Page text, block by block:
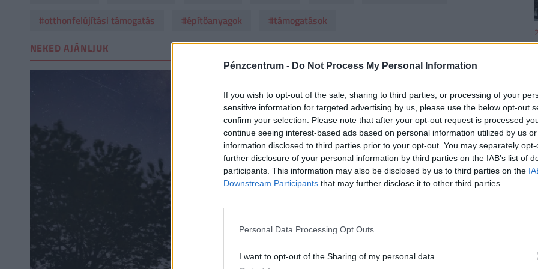
Pénzcentrum - Do Not Process My Personal Information
If you wish to opt-out of the sale, sharing to third parties, or processing of your
sensitive information for targeted advertising by us, please use the below opt-out
confirm your selection. Please note that after your opt-out request is processed
continue seeing interest-based ads based on personal information utilized by us
information disclosed to third parties prior to your opt-out. You may separately
further disclosure of your personal information by third parties on the IAB’s list of
participants. This information may also be disclosed by us to third parties on the
Downstream Participants that may further disclose it to other third parties.
Personal Data Processing Opt Outs
I want to opt-out of the Sharing of my personal data.
#otthonfelújítási támogatás
#építőanyagok
#támogatások
NEKED AJÁNLJUK